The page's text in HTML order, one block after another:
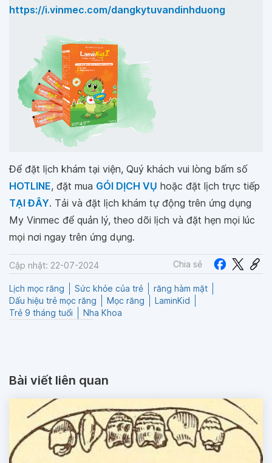
https://i.vinmec.com/dangkytuvandinhduong
Để đặt lịch khám tại viện, Quý khách vui lòng bấm số
HOTLINE, đặt mua GÓI DỊCH VỤ hoặc đặt lịch trực tiếp
TẠI ĐÂY. Tải và đặt lịch khám tự động trên ứng dụng
My Vinmec để quản lý, theo dõi lịch và đặt hẹn mọi lúc
mọi nơi ngay trên ứng dụng.
Cập nhật: 22-07-2024 Chia sẻ
Lịch mọc răng Sức khỏe của trẻ
răng hàm mặt
Dấu hiệu trẻ mọc răng
Mọc răng
LaminKid
Trẻ 9 tháng tuổi
Nha Khoa
Bài viết liên quan